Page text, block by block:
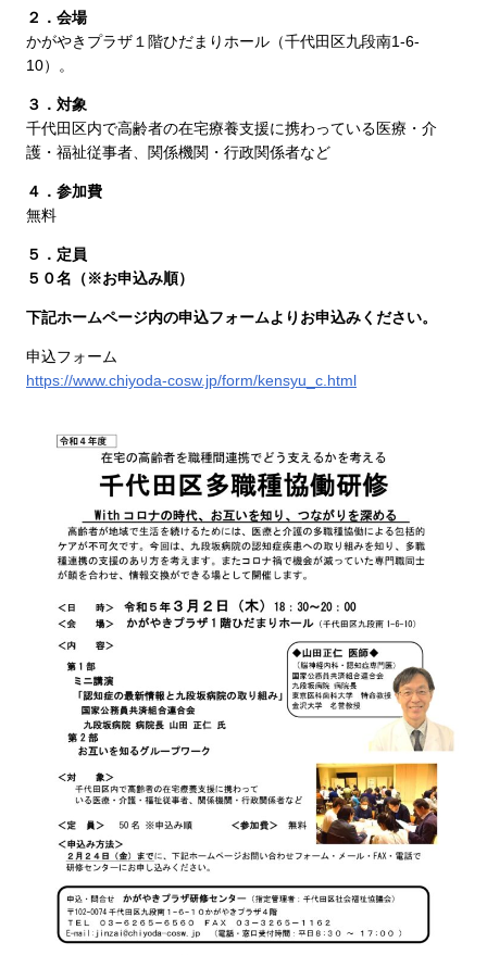
２．会場
かがやきプラザ１階ひだまりホール（千代田区九段南1-6-
10）。
３．対象
千代田区内で高齢者の在宅療養支援に携わっている医療・介
護・福祉従事者、関係機関・行政関係者など
４．参加費
無料
５．定員
５０名（※お申込み順）
下記ホームページ内の申込フォームよりお申込みください。
申込フォーム
https://www.chiyoda-cosw.jp/form/kensyu_c.html